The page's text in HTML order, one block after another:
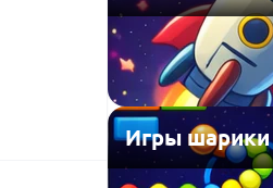
Игры шарики